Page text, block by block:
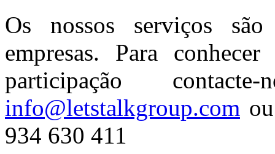
Os nossos serviços
empresas. Para
participação
info@letstalkgroup.com
934 630 411